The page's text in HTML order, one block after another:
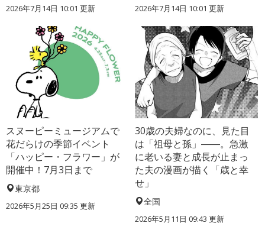
2026年7月14日 10:01 更新 2026年7月14日 10:01 更新
スヌーピーミュージアムで
花だらけの季節イベント
「ハッピー・フラワー」が
開催中！7月3日まで
東京都
2026年5月25日 09:35 更新
30歳の夫婦なのに、見た目
は「祖母と孫」――。急激
に老いる妻と成長が止まっ
た夫の漫画が描く「歳と幸
せ」
全国
2026年5月11日 09:43 更新